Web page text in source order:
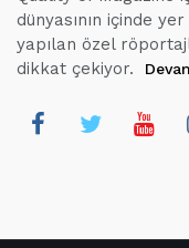
dünyasının içinde
yapılan özel
dikkat çekiyor.